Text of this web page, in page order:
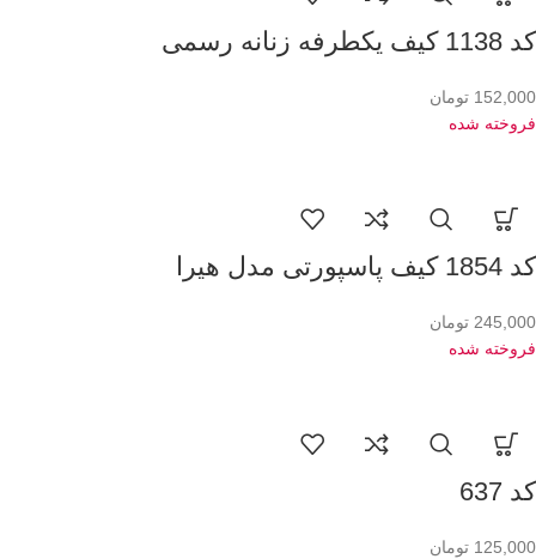
کد 1138 کیف یکطرفه زنانه رسمی
152,000 تومان
فروخته شده
کد 1854 کیف پاسپورتی مدل هیرا
245,000 تومان
فروخته شده
کد 637
125,000 تومان